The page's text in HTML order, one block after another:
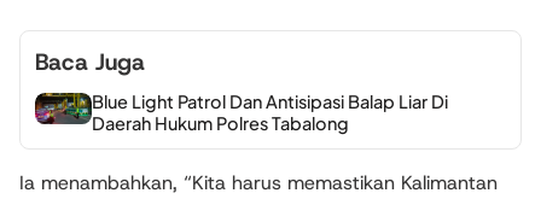
Baca Juga
Blue Light Patrol Dan Antisipasi Balap Liar Di
Daerah Hukum Polres Tabalong
Ia menambahkan, “Kita harus memastikan Kalimantan